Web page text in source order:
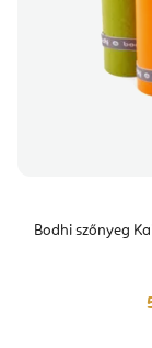
Bodhi szőnyeg